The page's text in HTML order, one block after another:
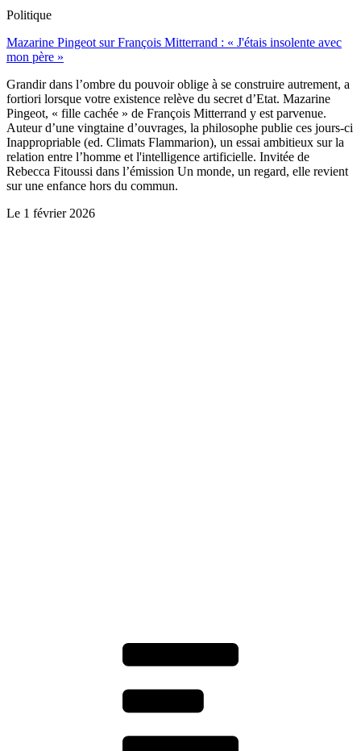
Politique
Mazarine Pingeot sur François Mitterrand : « J'étais insolente avec
mon père »
Grandir dans l’ombre du pouvoir oblige à se construire autrement, a
fortiori lorsque votre existence relève du secret d’Etat. Mazarine
Pingeot, « fille cachée » de François Mitterrand y est parvenue.
Auteur d’une vingtaine d’ouvrages, la philosophe publie ces jours-ci
Inappropriable (ed. Climats Flammarion), un essai ambitieux sur la
relation entre l’homme et l'intelligence artificielle. Invitée de
Rebecca Fitoussi dans l’émission Un monde, un regard, elle revient
sur une enfance hors du commun.
Le 1 février 2026